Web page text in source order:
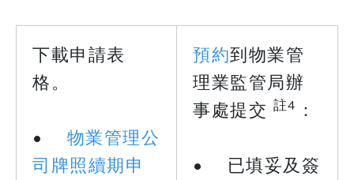
下載申請表
格。
• 物業管理公
司牌照續期申
預約到物業管
理業監管局辦
事處提交 註4 ：
• 已填妥及簽